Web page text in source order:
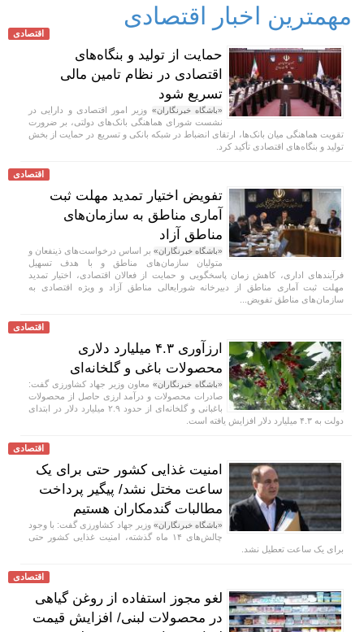
مهمترین اخبار اقتصادی
اقتصادی
حمایت از تولید و بنگاه‌های
اقتصادی در نظام تامین مالی
تسریع شود
«باشگاه خبرنگاران» وزیر امور اقتصادی و دارایی در
نشست شورای هماهنگی بانک‌های دولتی، بر ضرورت
تقویت هماهنگی میان بانک‌ها، ارتقای انضباط در شبکه بانکی و تسریع در حمایت از بخش
تولید و بنگاه‌های اقتصادی تأکید کرد.
اقتصادی
تفویض اختیار تمدید مهلت ثبت
آماری مناطق به سازمان‌های
مناطق آزاد
«باشگاه خبرنگاران» بر اساس درخواست‌های ذینفعان و
متولیان سازمان‌های مناطق و با هدف تسهیل
فرآیندهای اداری، کاهش زمان پاسخگویی و حمایت از فعالان اقتصادی، اختیار تمدید
مهلت ثبت آماری مناطق از دبیرخانه شورایعالی مناطق آزاد و ویژه اقتصادی به
سازمان‌های مناطق تفویض...
اقتصادی
ارزآوری ۴.۳ میلیارد دلاری
محصولات باغی و گلخانه‌ای
«باشگاه خبرنگاران» معاون وزیر جهاد کشاورزی گفت:
صادرات محصولات و درآمد ارزی حاصل از محصولات
باغبانی و گلخانه‌ای از حدود ۲.۹ میلیارد دلار در ابتدای
دولت به ۴.۳ میلیارد دلار افزایش یافته است.
اقتصادی
امنیت غذایی کشور حتی برای یک
ساعت مختل نشد/ پیگیر پرداخت
مطالبات گندمکاران هستیم
«باشگاه خبرنگاران» وزیر جهاد کشاورزی گفت: با وجود
چالش‌های ۱۴ ماه گذشته، امنیت غذایی کشور حتی
برای یک ساعت تعطیل نشد.
اقتصادی
لغو مجوز استفاده از روغن گیاهی
در محصولات لبنی/ افزایش قیمت